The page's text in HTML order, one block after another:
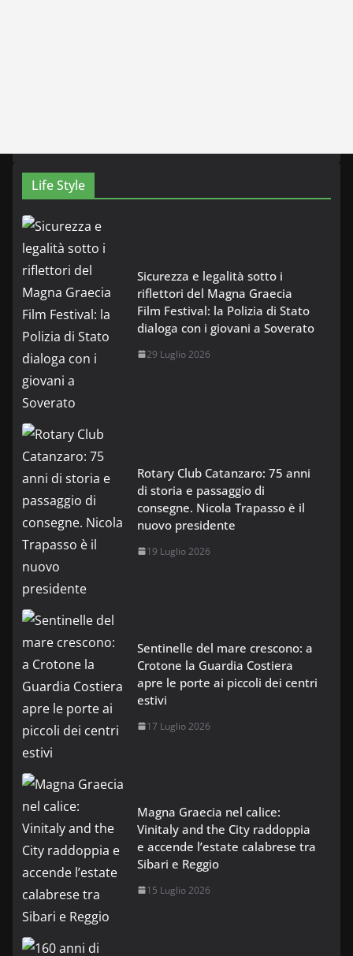
Life Style
Sicurezza e legalità sotto i
riflettori del Magna Graecia
Film Festival: la Polizia di Stato
dialoga con i giovani a Soverato
29 Luglio 2026
Rotary Club Catanzaro: 75 anni
di storia e passaggio di
consegne. Nicola Trapasso è il
nuovo presidente
19 Luglio 2026
Sentinelle del mare crescono: a
Crotone la Guardia Costiera
apre le porte ai piccoli dei centri
estivi
17 Luglio 2026
Magna Graecia nel calice:
Vinitaly and the City raddoppia
e accende l’estate calabrese tra
Sibari e Reggio
15 Luglio 2026